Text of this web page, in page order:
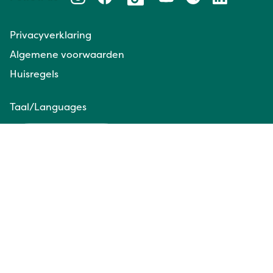
Privacyverklaring
Algemene voorwaarden
Huisregels
Taal/Languages